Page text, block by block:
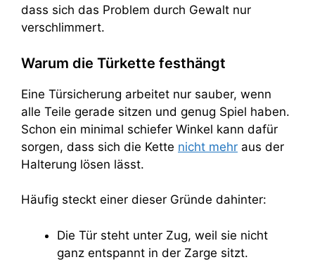
dass sich das Problem durch Gewalt nur
verschlimmert.
Warum die Türkette festhängt
Eine Türsicherung arbeitet nur sauber, wenn
alle Teile gerade sitzen und genug Spiel haben.
Schon ein minimal schiefer Winkel kann dafür
sorgen, dass sich die Kette nicht mehr aus der
Halterung lösen lässt.
Häufig steckt einer dieser Gründe dahinter:
Die Tür steht unter Zug, weil sie nicht
ganz entspannt in der Zarge sitzt.